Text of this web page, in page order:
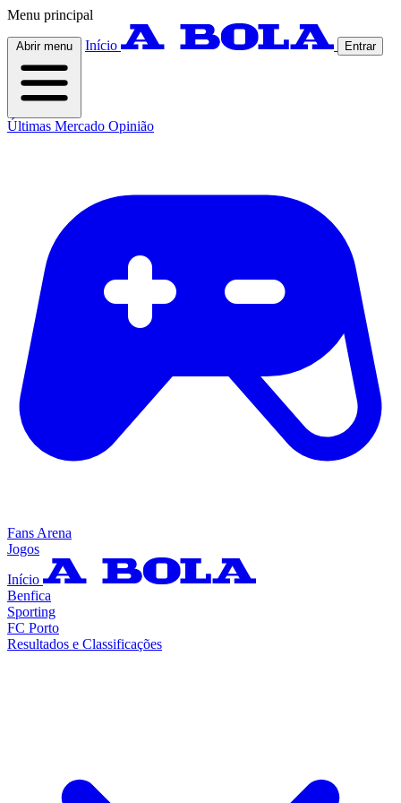
Menu principal
Abrir menu Início Entrar
Últimas Mercado Opinião
Fans Arena
Jogos
Início
Benfica
Sporting
FC Porto
Resultados e Classificações